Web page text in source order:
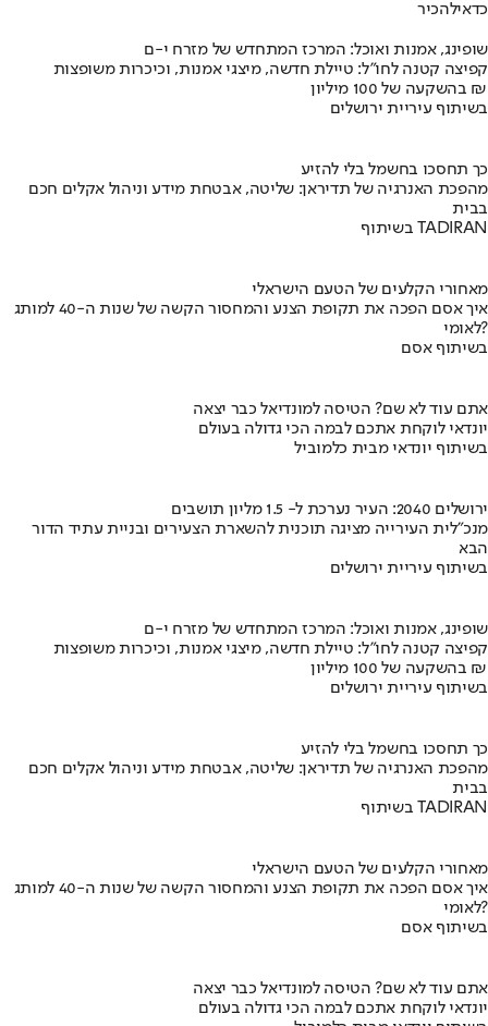
כדאילהכיר
שופינג, אמנות ואוכל: המרכז המתחדש של מזרח י-ם
קפיצה קטנה לחו"ל: טיילת חדשה, מיצגי אמנות, וכיכרות משופצות
בהשקעה של 100 מיליון ₪
בשיתוף עיריית ירושלים
כך תחסכו בחשמל בלי להזיע
מהפכת האנרגיה של תדיראן: שליטה, אבטחת מידע וניהול אקלים חכם
בבית
בשיתוף TADIRAN
מאחורי הקלעים של הטעם הישראלי
איך אסם הפכה את תקופת הצנע והמחסור הקשה של שנות ה-40 למותג
לאומי?
בשיתוף אסם
אתם עוד לא שם? הטיסה למונדיאל כבר יצאה
יונדאי לוקחת אתכם לבמה הכי גדולה בעולם
בשיתוף יונדאי מבית כלמוביל
ירושלים 2040: העיר נערכת ל- 1.5 מליון תושבים
מנכ"לית העירייה מציגה תוכנית להשארת הצעירים ובניית עתיד הדור
הבא
בשיתוף עיריית ירושלים
שופינג, אמנות ואוכל: המרכז המתחדש של מזרח י-ם
קפיצה קטנה לחו"ל: טיילת חדשה, מיצגי אמנות, וכיכרות משופצות
בהשקעה של 100 מיליון ₪
בשיתוף עיריית ירושלים
כך תחסכו בחשמל בלי להזיע
מהפכת האנרגיה של תדיראן: שליטה, אבטחת מידע וניהול אקלים חכם
בבית
בשיתוף TADIRAN
מאחורי הקלעים של הטעם הישראלי
איך אסם הפכה את תקופת הצנע והמחסור הקשה של שנות ה-40 למותג
לאומי?
בשיתוף אסם
אתם עוד לא שם? הטיסה למונדיאל כבר יצאה
יונדאי לוקחת אתכם לבמה הכי גדולה בעולם